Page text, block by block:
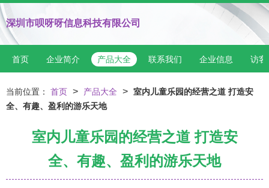
深圳市呗呀呀信息科技有限公司
首页 企业简介 产品大全 联系我们 企业信息 访客
当前位置： 首页 > 产品大全 > 室内儿童乐园的经营之道 打造安
全、有趣、盈利的游乐天地
室内儿童乐园的经营之道 打造安
全、有趣、盈利的游乐天地